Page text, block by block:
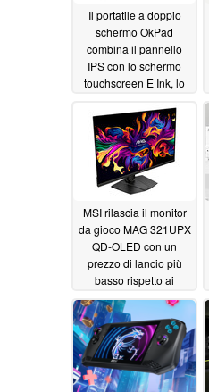
Il portatile a doppio
schermo OkPad
combina il pannello
IPS con lo schermo
touchscreen E Ink, lo
Bluetooth07/06/2024
MSI rilascia il monitor
da gioco MAG 321UPX
QD-OLED con un
prezzo di lancio più
basso rispetto ai
concorrenti ASUS
ROG, Dell Alienware e
Gigabyte AORUS
04/05/2024